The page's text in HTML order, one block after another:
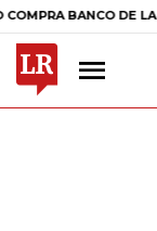
BANCO DE LA